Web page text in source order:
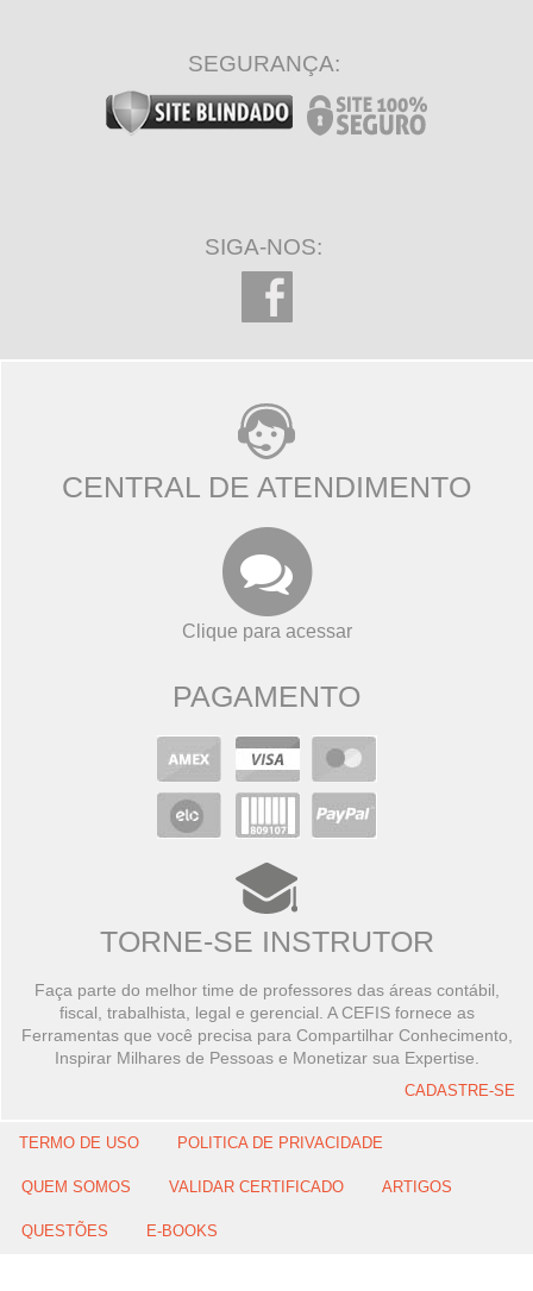
SEGURANÇA:
SIGA-NOS:
CENTRAL DE ATENDIMENTO
Clique para acessar
PAGAMENTO
TORNE-SE INSTRUTOR
Faça parte do melhor time de professores das áreas contábil,
fiscal, trabalhista, legal e gerencial. A CEFIS fornece as
Ferramentas que você precisa para Compartilhar Conhecimento,
Inspirar Milhares de Pessoas e Monetizar sua Expertise.
CADASTRE-SE
TERMO DE USO POLITICA DE PRIVACIDADE
QUEM SOMOS VALIDAR CERTIFICADO ARTIGOS
QUESTÕES E-BOOKS